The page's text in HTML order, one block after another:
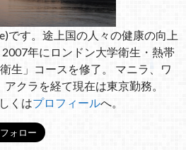
です。途上国の人々の健康の向上
年にロンドン大学衛生・熱帯
生」コースを修了。 マニラ、ワ
クラを経て現在は東京勤務。
くはプロフィールへ。